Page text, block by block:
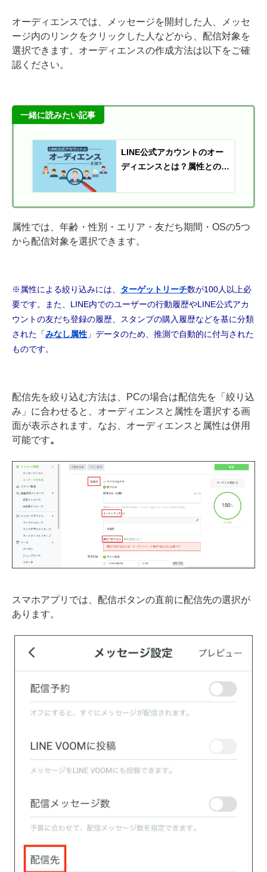
オーディエンスでは、メッセージを開封した人、メッセ
ージ内のリンクをクリックした人などから、配信対象を
選択できます。オーディエンスの作成方法は以下をご確
認ください。
一緒に読みたい記事
LINE公式アカウントのオー
ディエンスとは？属性との違
属性では、年齢・性別・エリア・友だち期間・OSの5つ
から配信対象を選択できます。
※属性による絞り込みには、 ターゲットリーチ数が100人以上必
要です。また、LINE内でのユーザーの行動履歴やLINE公式アカ
ウントの友だち登録の履歴、スタンプの購入履歴などを基に分類
された「みなし属性 」データのため、推測で自動的に付与された
ものです。
配信先を絞り込む方法は、PCの場合は配信先を「絞り込
み」に合わせると、オーディエンスと属性を選択する画
面が表示されます。なお、オーディエンスと属性は併用
可能です 。
スマホアプリでは、配信ボタンの直前に配信先の選択が
あります。